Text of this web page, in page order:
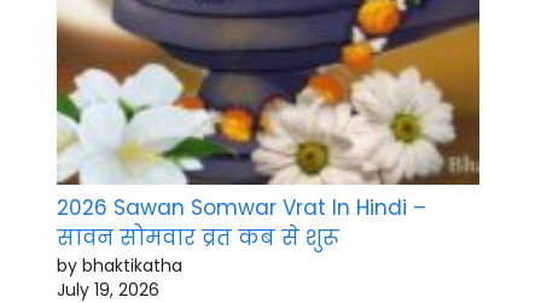
2026 Sawan Somwar Vrat In Hindi –
सावन सोमवार व्रत कब से शुरू
by bhaktikatha
July 19, 2026